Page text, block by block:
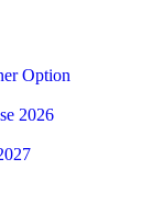
Option
2026